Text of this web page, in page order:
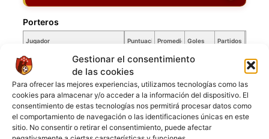
Gestionar el consentimiento
de las cookies
Para ofrecer las mejores experiencias, utilizamos tecnologías como las
cookies para almacenar y/o acceder a la información del dispositivo. El
consentimiento de estas tecnologías nos permitirá procesar datos como
el comportamiento de navegación o las identificaciones únicas en este
sitio. No consentir o retirar el consentimiento, puede afectar
Jugador
PuntuaciónPromedio
Goles
Partidos
[1] Fredi Santos Mamani
Porteros
Jugador
[2] Fernando Cardoso
Jugadores de campo